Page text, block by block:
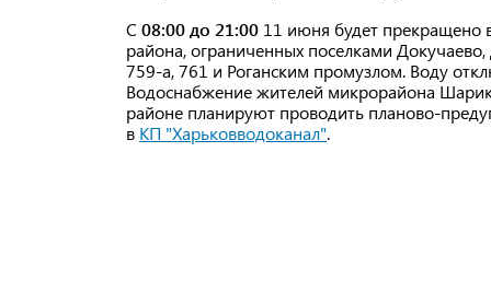
С 08:00 до 21:00 11 июня будет прекращено
района, ограниченных поселками
759-а, 761 и Роганским промузлом. Воду
Водоснабжение жителей микрорайона
районе планируют проводить планово-
в КП "Харьковводоканал".